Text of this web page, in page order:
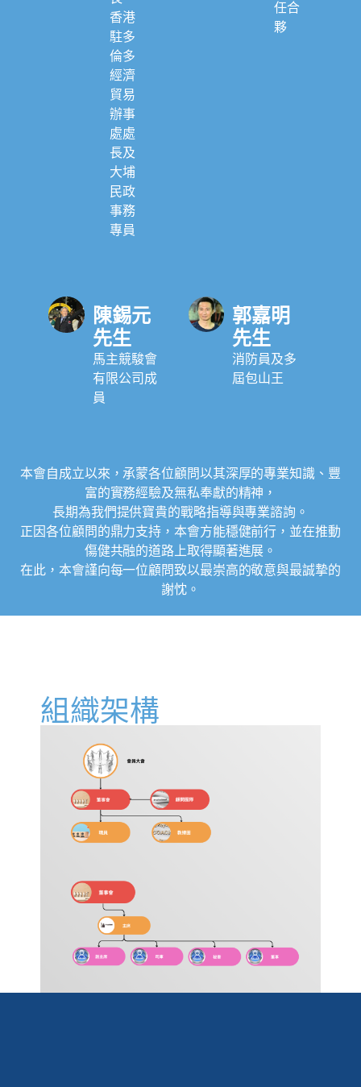
香港
駐多
倫多
經濟
貿易
辦事
處處
長及
大埔
民政
事務
專員
任合
夥
陳錫元
先生
馬主競駿會
有限公司成
員
郭嘉明
先生
消防員及多
屆包山王
本會自成立以來，承蒙各位顧問以其深厚的專業知識、豐
富的實務經驗及無私奉獻的精神，
長期為我們提供寶貴的戰略指導與專業諮詢。
正因各位顧問的鼎力支持，本會方能穩健前行，並在推動
傷健共融的道路上取得顯著進展。
在此，本會謹向每一位顧問致以最崇高的敬意與最誠摯的
謝忱。
組織架構